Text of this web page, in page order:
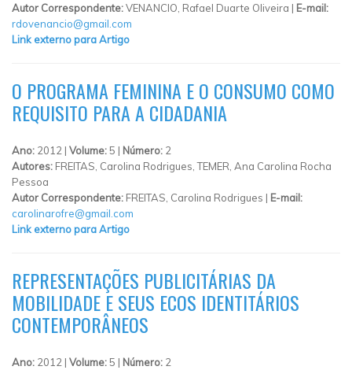
Autor Correspondente:VENANCIO, Rafael Duarte Oliveira | E-mail:
rdovenancio@gmail.com
Link externo para Artigo
O PROGRAMA FEMININA E O CONSUMO COMO
REQUISITO PARA A CIDADANIA
Ano: 2012 | Volume:5 | Número: 2
Autores: FREITAS, Carolina Rodrigues, TEMER, Ana Carolina Rocha
Pessoa
Autor Correspondente: FREITAS, Carolina Rodrigues | E-mail:
carolinarofre@gmail.com
Link externo para Artigo
REPRESENTAÇÕES PUBLICITÁRIAS DA
MOBILIDADE E SEUS ECOS IDENTITÁRIOS
CONTEMPORÂNEOS
Ano: 2012 | Volume:5 | Número: 2